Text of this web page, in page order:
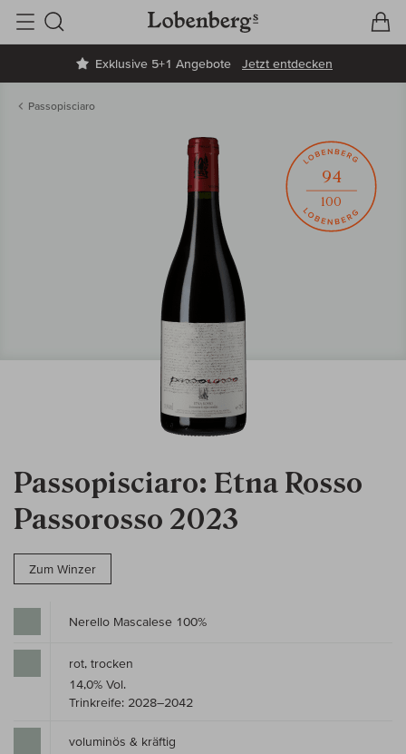
Exklusive 5+1 Angebote Jetzt entdecken
Suche
Passopisciaro
Passopisciaro: Etna Rosso
Passorosso 2023
Zum Winzer
94
100
Nerello Mascalese 100%
rot, trocken
14,0% Vol.
Trinkreife: 2028–2042
voluminös & kräftig